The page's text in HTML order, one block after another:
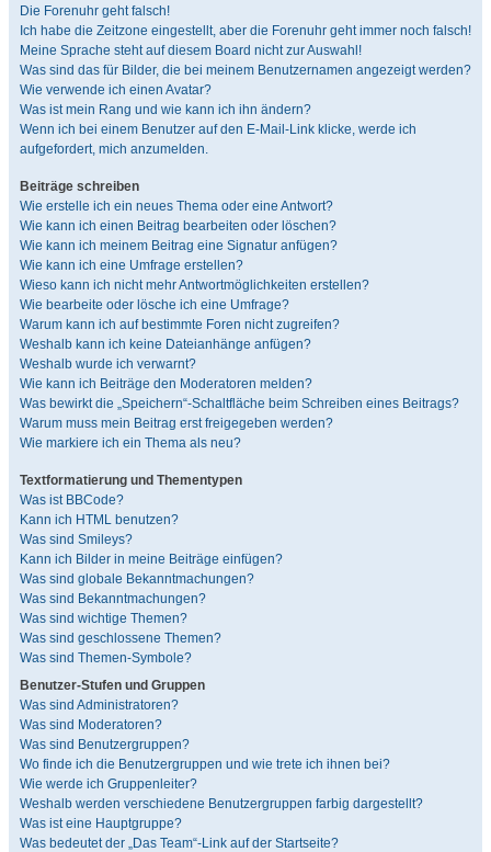
Die Forenuhr geht falsch!
Ich habe die Zeitzone eingestellt, aber die Forenuhr geht immer noch falsch!
Meine Sprache steht auf diesem Board nicht zur Auswahl!
Was sind das für Bilder, die bei meinem Benutzernamen angezeigt werden?
Wie verwende ich einen Avatar?
Was ist mein Rang und wie kann ich ihn ändern?
Wenn ich bei einem Benutzer auf den E-Mail-Link klicke, werde ich
aufgefordert, mich anzumelden.
Beiträge schreiben
Wie erstelle ich ein neues Thema oder eine Antwort?
Wie kann ich einen Beitrag bearbeiten oder löschen?
Wie kann ich meinem Beitrag eine Signatur anfügen?
Wie kann ich eine Umfrage erstellen?
Wieso kann ich nicht mehr Antwortmöglichkeiten erstellen?
Wie bearbeite oder lösche ich eine Umfrage?
Warum kann ich auf bestimmte Foren nicht zugreifen?
Weshalb kann ich keine Dateianhänge anfügen?
Weshalb wurde ich verwarnt?
Wie kann ich Beiträge den Moderatoren melden?
Was bewirkt die „Speichern“-Schaltfläche beim Schreiben eines Beitrags?
Warum muss mein Beitrag erst freigegeben werden?
Wie markiere ich ein Thema als neu?
Textformatierung und Thementypen
Was ist BBCode?
Kann ich HTML benutzen?
Was sind Smileys?
Kann ich Bilder in meine Beiträge einfügen?
Was sind globale Bekanntmachungen?
Was sind Bekanntmachungen?
Was sind wichtige Themen?
Was sind geschlossene Themen?
Was sind Themen-Symbole?
Benutzer-Stufen und Gruppen
Was sind Administratoren?
Was sind Moderatoren?
Was sind Benutzergruppen?
Wo finde ich die Benutzergruppen und wie trete ich ihnen bei?
Wie werde ich Gruppenleiter?
Weshalb werden verschiedene Benutzergruppen farbig dargestellt?
Was ist eine Hauptgruppe?
Was bedeutet der „Das Team“-Link auf der Startseite?